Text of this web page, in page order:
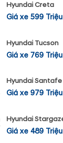
Hyundai Creta
Giá xe 599 Triệu
Hyundai Tucson
Giá xe 769 Triệu
Hyundai Santafe
Giá xe 979 Triệu
Hyundai
Giá xe 489 Triệu